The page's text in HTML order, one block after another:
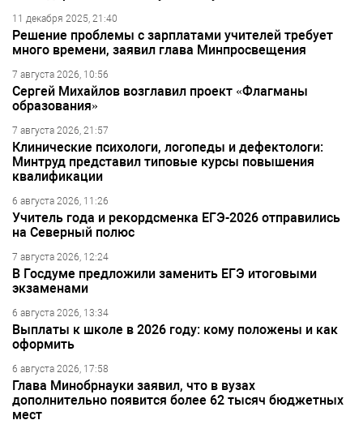
11 декабря 2025, 21:40
Решение проблемы с зарплатами учителей требует
много времени, заявил глава Минпросвещения
7 августа 2026, 10:56
Сергей Михайлов возглавил проект «Флагманы
образования»
7 августа 2026, 21:57
Клинические психологи, логопеды и дефектологи:
Минтруд представил типовые курсы повышения
квалификации
6 августа 2026, 11:26
Учитель года и рекордсменка ЕГЭ-2026 отправились
на Северный полюс
7 августа 2026, 12:24
В Госдуме предложили заменить ЕГЭ итоговыми
экзаменами
6 августа 2026, 13:34
Выплаты к школе в 2026 году: кому положены и как
оформить
6 августа 2026, 17:58
Глава Минобрнауки заявил, что в вузах
дополнительно появится более 62 тысяч бюджетных
мест